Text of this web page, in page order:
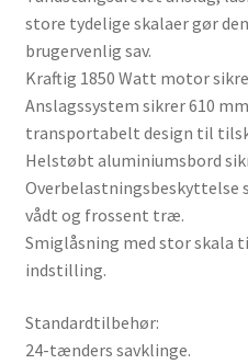
Om os
Ønskeliste
Password nulstilling
Privatlivspolitik
Rabatløsning
Rettigheder som vikar
store tydelige skalaer gør
brugervenlig sav.
Kraftig 1850 Watt motor
Anslagssystem sikrer 610
transportabelt design til
Helstøbt aluminiumsbord
Overbelastningsbeskyttelse
vådt og frossent træ.
Smiglåsning med stor skala
indstilling.
Standardtilbehør:
24-tænders savklinge.